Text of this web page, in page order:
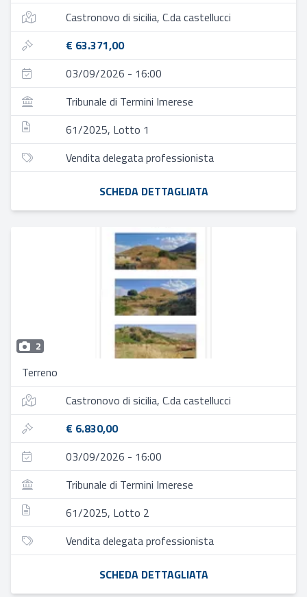
Castronovo di sicilia, C.da castellucci
€ 63.371,00
03/09/2026 - 16:00
Tribunale di Termini Imerese
61/2025, Lotto 1
Vendita delegata professionista
SCHEDA DETTAGLIATA
2
Terreno
Castronovo di sicilia, C.da castellucci
€ 6.830,00
03/09/2026 - 16:00
Tribunale di Termini Imerese
61/2025, Lotto 2
Vendita delegata professionista
SCHEDA DETTAGLIATA